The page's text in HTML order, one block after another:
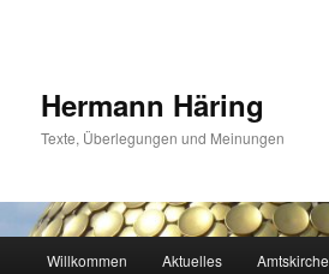
Hermann Häring
Texte, Überlegungen und Meinungen
Willkommen Aktuelles Amtskirche